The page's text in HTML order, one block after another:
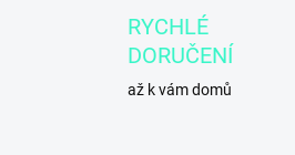
RYCHLÉ
DORUČENÍ
až k vám domů